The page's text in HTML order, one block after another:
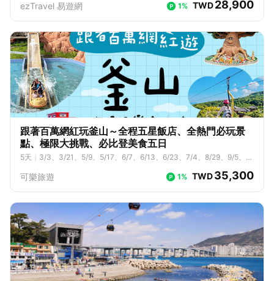
9、6/1、6/5、6/8、6/12、6/15、6/22、6/26、6/29、7/3、7/6、7/1
8/17、8/21、8/24、8/28、8/31、9/1、9/4、9/8、9/11、9/15、9/18、
9/22、10/2、10/12、10/16、10/19
ezTravel 易遊網 1% TWD28,900
跟著百萬網紅玩釜山～全程五星飯店、全熱門必玩景
點、極限大挑戰、必比登美食五日
5天
3/3、3/21、5/9、5/17、6/7、6/13、6/23、7/4、8/29、9/5、9/
可樂旅遊 1% TWD35,300